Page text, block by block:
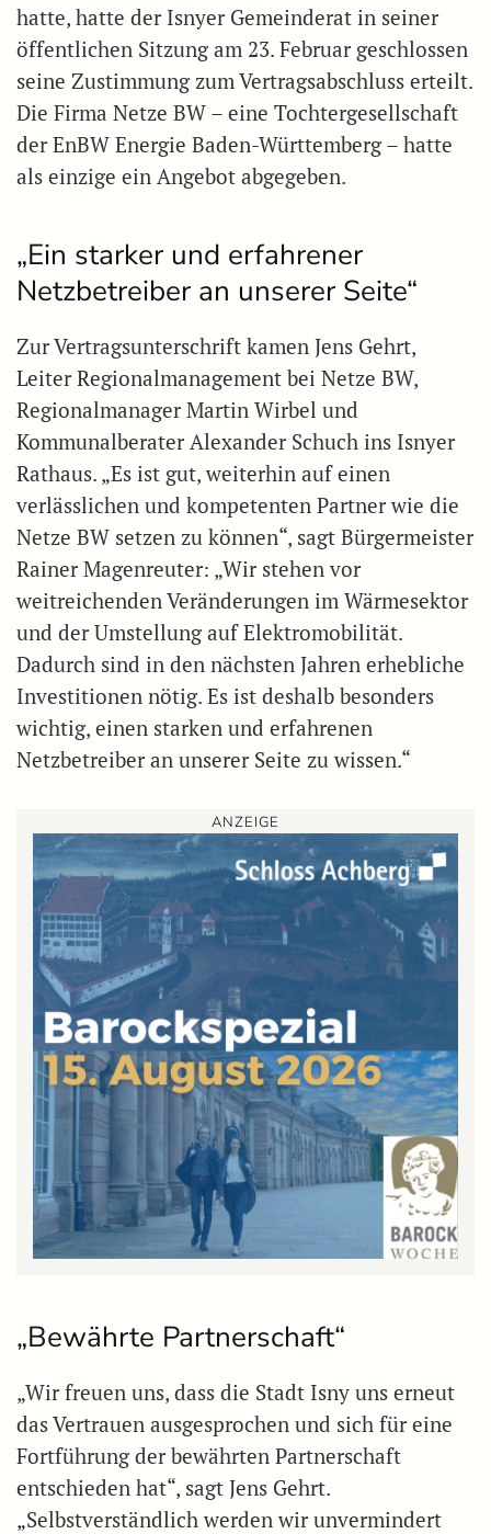
hatte, hatte der Isnyer Gemeinderat in seiner
öffentlichen Sitzung am 23. Februar geschlossen
seine Zustimmung zum Vertragsabschluss erteilt.
Die Firma Netze BW – eine Tochtergesellschaft
der EnBW Energie Baden-Württemberg – hatte
als einzige ein Angebot abgegeben.
„Ein starker und erfahrener
Netzbetreiber an unserer Seite“
Zur Vertragsunterschrift kamen Jens Gehrt,
Leiter Regionalmanagement bei Netze BW,
Regionalmanager Martin Wirbel und
Kommunalberater Alexander Schuch ins Isnyer
Rathaus. „Es ist gut, weiterhin auf einen
verlässlichen und kompetenten Partner wie die
Netze BW setzen zu können“, sagt Bürgermeister
Rainer Magenreuter: „Wir stehen vor
weitreichenden Veränderungen im Wärmesektor
und der Umstellung auf Elektromobilität.
Dadurch sind in den nächsten Jahren erhebliche
Investitionen nötig. Es ist deshalb besonders
wichtig, einen starken und erfahrenen
Netzbetreiber an unserer Seite zu wissen.“
ANZEIGE
„Bewährte Partnerschaft“
„Wir freuen uns, dass die Stadt Isny uns erneut
das Vertrauen ausgesprochen und sich für eine
Fortführung der bewährten Partnerschaft
entschieden hat“, sagt Jens Gehrt.
„Selbstverständlich werden wir unvermindert